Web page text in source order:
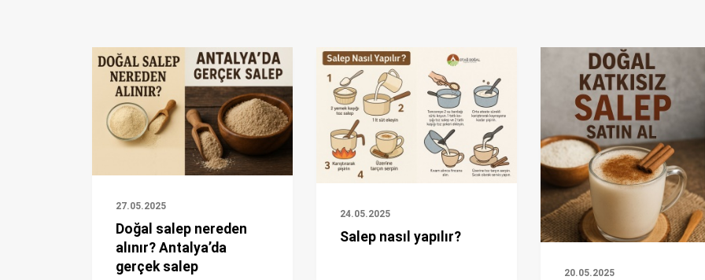
27.05.2025
Doğal salep nereden
alınır? Antalya’da
gerçek salep
24.05.2025
Salep nasıl yapılır?
20.05.2025